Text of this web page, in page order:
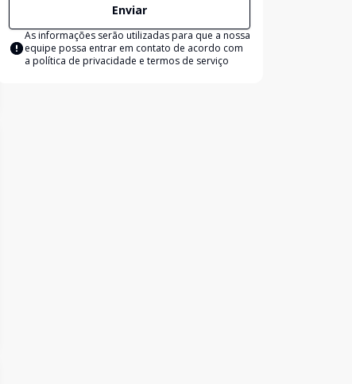
Enviar
As informações serão utilizadas para que a nossa
equipe possa entrar em contato de acordo com
a política de privacidade e termos de serviço